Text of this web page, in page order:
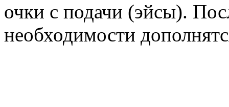
очки с подачи (эйсы).
необходимости